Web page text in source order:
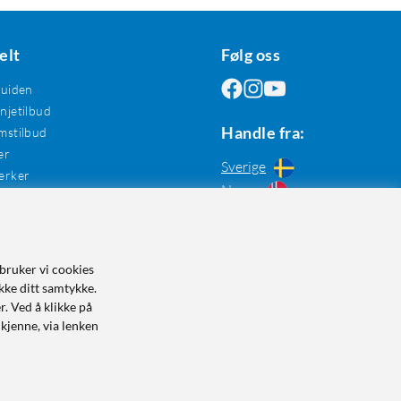
Følg oss
Handle fra:
Sverige
Norge
vi cookies
ditt samtykke.
Ved å klikke på
via lenken